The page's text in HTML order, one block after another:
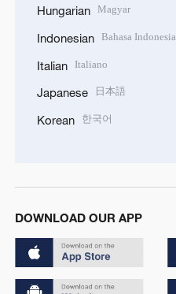
Hungarian Magyar
Indonesian Bahasa Indonesia
Italian Italiano
Japanese 日本語
Korean 한국어
DOWNLOAD OUR APP